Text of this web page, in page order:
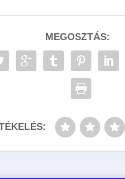
MEGOSZTÁS: